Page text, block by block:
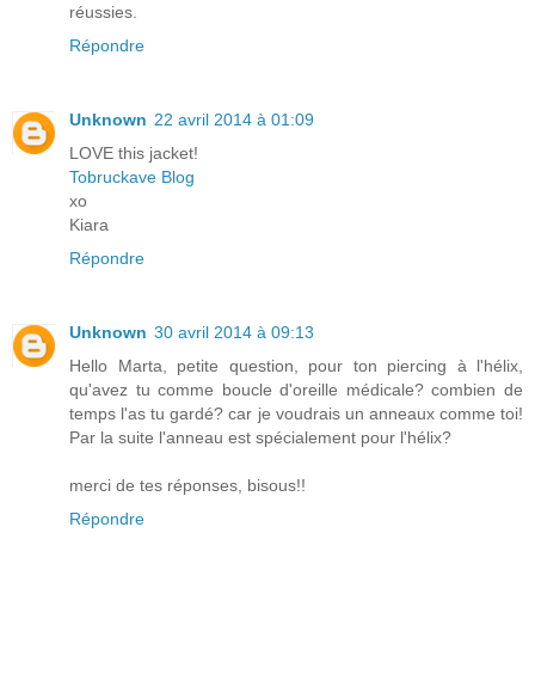
réussies.
Répondre
Unknown 22 avril 2014 à 01:09
LOVE this jacket!
Tobruckave Blog
xo
Kiara
Répondre
Unknown 30 avril 2014 à 09:13
Hello Marta, petite question, pour ton piercing à l'hélix,
qu'avez tu comme boucle d'oreille médicale? combien de
temps l'as tu gardé? car je voudrais un anneaux comme toi!
Par la suite l'anneau est spécialement pour l'hélix?
merci de tes réponses, bisous!!
Répondre